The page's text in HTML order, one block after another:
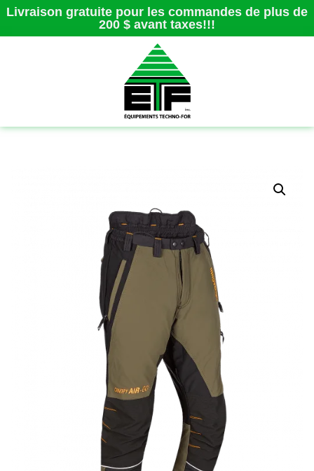
Livraison gratuite pour les commandes de plus de
200 $ avant taxes!!!